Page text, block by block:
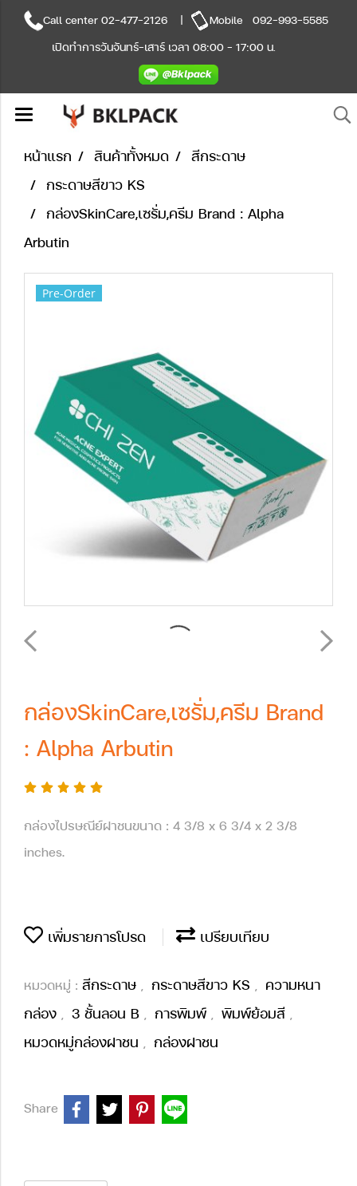
Call center 02-477-2126 | Mobile 092-993-5585
เปิดทำการวันจันทร์-เสาร์ เวลา 08:00 - 17:00 น.
หน้าแรก สินค้าทั้งหมด
สีกระดาษ
กระดาษสีขาว KS
กล่องSkinCare,เซรั่ม,ครีม Brand : Alpha
Arbutin
Pre-Order
กล่องSkinCare,เซรั่ม,ครีม Brand
: Alpha Arbutin
กล่องไปรษณีย์ฝาชนขนาด : 4 3/8 x 6 3/4 x 2 3/8
inches.
เพิ่มรายการโปรด เปรียบเทียบ
หมวดหมู่ : สีกระดาษ , กระดาษสีขาว KS , ความหนา
กล่อง , 3 ชั้นลอน B , การพิมพ์ , พิมพ์ย้อมสี ,
หมวดหมู่กล่องฝาชน , กล่องฝาชน
Share